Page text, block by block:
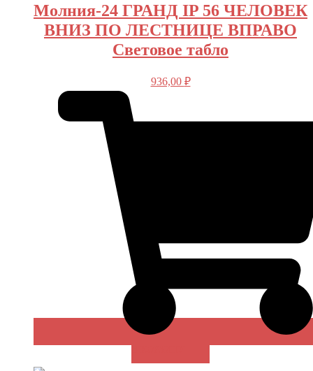
Молния-24 ГРАНД IP 56 ЧЕЛОВЕК
ВНИЗ ПО ЛЕСТНИЦЕ ВПРАВО
Световое табло
936,00 ₽